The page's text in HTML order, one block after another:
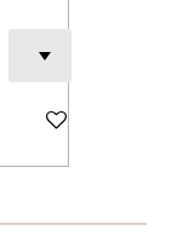
In winkelwagen